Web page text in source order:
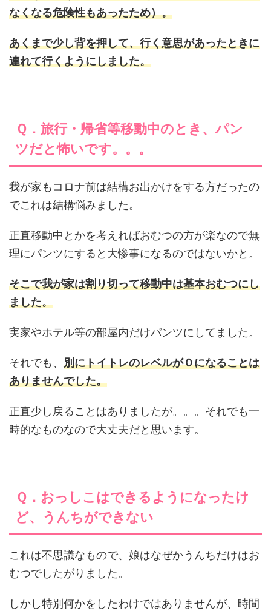
なくなる危険性もあったため）。
あくまで少し背を押して、行く意思があったときに
連れて行くようにしました。
Ｑ．旅行・帰省等移動中のとき、パン
ツだと怖いです。。。
我が家もコロナ前は結構お出かけをする方だったの
でこれは結構悩みました。
正直移動中とかを考えればおむつの方が楽なので無
理にパンツにすると大惨事になるのではないかと。
そこで我が家は割り切って移動中は基本おむつにし
ました。
実家やホテル等の部屋内だけパンツにしてました。
それでも、 別にトイトレのレベルが０になることは
ありませんでした。
正直少し戻ることはありましたが。。。それでも一
時的なものなので大丈夫だと思います。
Ｑ．おっしこはできるようになったけ
ど、うんちができない
これは不思議なもので、娘はなぜかうんちだけはお
むつでしたがりました。
しかし特別何かをしたわけではありませんが、時間